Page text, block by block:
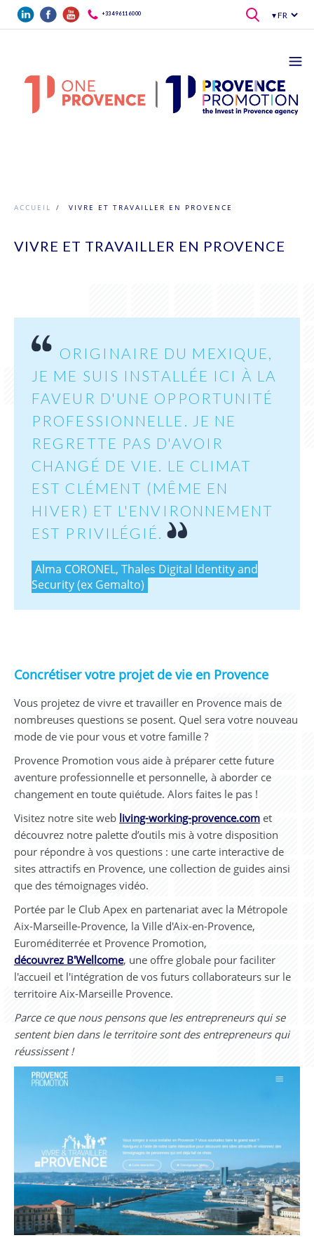
Aller au contenu principal
+33 4 96 11 60 00
ACCUEIL / VIVRE ET TRAVAILLER EN PROVENCE
VIVRE ET TRAVAILLER EN PROVENCE
ORIGINAIRE DU MEXIQUE,
JE ME SUIS INSTALLÉE ICI À LA
FAVEUR D'UNE OPPORTUNITÉ
PROFESSIONNELLE. JE NE
REGRETTE PAS D'AVOIR
CHANGÉ DE VIE. LE CLIMAT
EST CLÉMENT (MÊME EN
HIVER) ET L'ENVIRONNEMENT
EST PRIVILÉGIÉ.
Alma CORONEL, Thales Digital Identity and
Security (ex Gemalto)
Concrétiser votre projet de vie en Provence
Vous projetez de vivre et travailler en Provence mais de
nombreuses questions se posent. Quel sera votre nouveau
mode de vie pour vous et votre famille ?
Provence Promotion vous aide à préparer cette future
aventure professionnelle et personnelle, à aborder ce
changement en toute quiétude. Alors faites le pas !
Visitez notre site web living-working-provence.com et
découvrez notre palette d’outils mis à votre disposition
pour répondre à vos questions : une carte interactive de
sites attractifs en Provence, une collection de guides ainsi
que des témoignages vidéo.
Portée par le Club Apex en partenariat avec la Métropole
Aix-Marseille-Provence, la Ville d'Aix-en-Provence,
Euroméditerrée et Provence Promotion,
découvrez B'Wellcome, une offre globale pour faciliter
l'accueil et l'intégration de vos futurs collaborateurs sur le
territoire Aix-Marseille Provence.
Parce ce que nous pensons que les entrepreneurs qui se
sentent bien dans le territoire sont des entrepreneurs qui
réussissent !